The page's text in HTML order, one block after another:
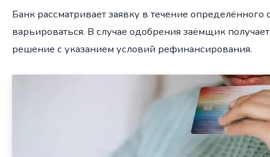
Банк рассматривает заявку в течение
варьироваться. В случае одобрения заёмщик
решение с указанием условий рефинансирования.